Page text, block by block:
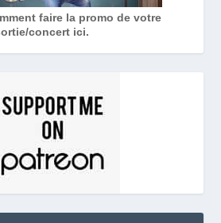
faire la promo de votre
concert ici.